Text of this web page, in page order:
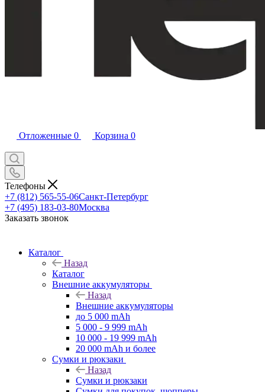
Отложенные 0 Корзина 0
Телефоны
+7 (812) 565-55-06Санкт-Петербург
+7 (495) 183-03-80Москва
Заказать звонок
Каталог
Назад
Каталог
Внешние аккумуляторы
Назад
Внешние аккумуляторы
до 5 000 mAh
5 000 - 9 999 mAh
10 000 - 19 999 mAh
20 000 mAh и более
Сумки и рюкзаки
Назад
Сумки и рюкзаки